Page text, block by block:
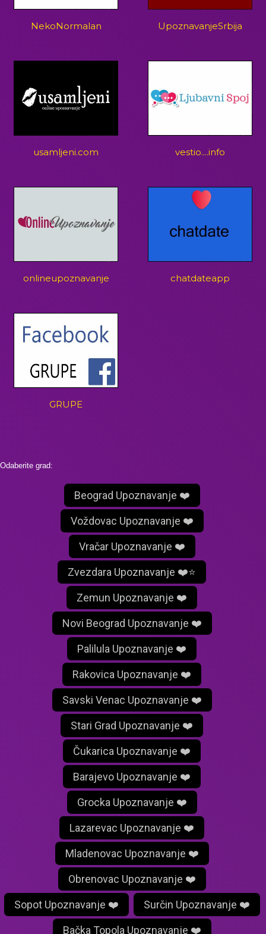
NekoNormalan UpoznavanjeSrbija
usamljeni.com vestio....info
onlineupoznavanje chatdateapp
GRUPE
Odaberite grad:
Beograd Upoznavanje ❤️
Voždovac Upoznavanje ❤️
Vračar Upoznavanje ❤️
Zvezdara Upoznavanje ❤️⭐
Zemun Upoznavanje ❤️
Novi Beograd Upoznavanje ❤️
Palilula Upoznavanje ❤️
Rakovica Upoznavanje ❤️
Savski Venac Upoznavanje ❤️
Stari Grad Upoznavanje ❤️
Čukarica Upoznavanje ❤️
Barajevo Upoznavanje ❤️
Grocka Upoznavanje ❤️
Lazarevac Upoznavanje ❤️
Mladenovac Upoznavanje ❤️
Obrenovac Upoznavanje ❤️
Sopot Upoznavanje ❤️ Surčin Upoznavanje ❤️
Bačka Topola Upoznavanje ❤️